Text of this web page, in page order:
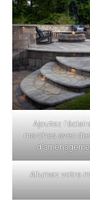
Ajoutez
marches avec
Allumez votre